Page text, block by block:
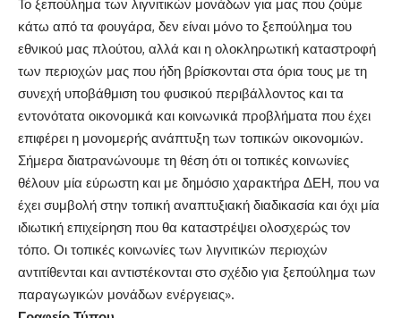
Το ξεπούλημα των λιγνιτικών μονάδων για μας που ζούμε
κάτω από τα φουγάρα, δεν είναι μόνο το ξεπούλημα του
εθνικού μας πλούτου, αλλά και η ολοκληρωτική καταστροφή
των περιοχών μας που ήδη βρίσκονται στα όρια τους με τη
συνεχή υποβάθμιση του φυσικού περιβάλλοντος και τα
εντονότατα οικονομικά και κοινωνικά προβλήματα που έχει
επιφέρει η μονομερής ανάπτυξη των τοπικών οικονομιών.
Σήμερα διατρανώνουμε τη θέση ότι οι τοπικές κοινωνίες
θέλουν μία εύρωστη και με δημόσιο χαρακτήρα ΔΕΗ, που να
έχει συμβολή στην τοπική αναπτυξιακή διαδικασία και όχι μία
ιδιωτική επιχείρηση που θα καταστρέψει ολοσχερώς τον
τόπο. Οι τοπικές κοινωνίες των λιγνιτικών περιοχών
αντιτίθενται και αντιστέκονται στο σχέδιο για ξεπούλημα των
παραγωγικών μονάδων ενέργειας».